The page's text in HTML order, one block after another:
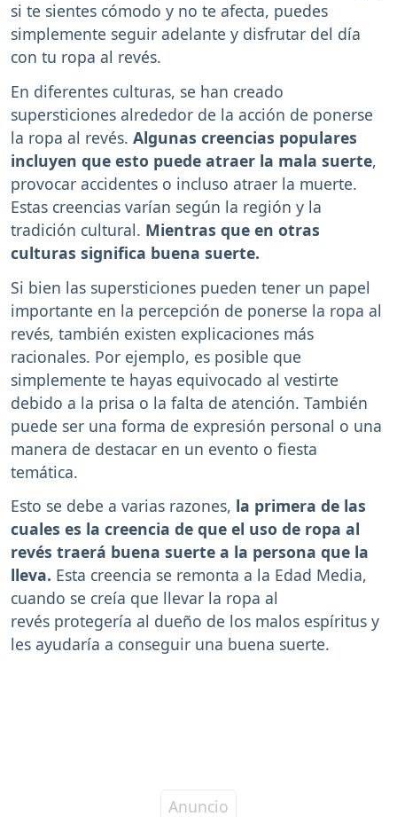
si te sientes cómodo y no te afecta, puedes
simplemente seguir adelante y disfrutar del día
con tu ropa al revés.
En diferentes culturas, se han creado
supersticiones alrededor de la acción de ponerse
la ropa al revés. Algunas creencias populares
incluyen que esto puede atraer la mala suerte,
provocar accidentes o incluso atraer la muerte.
Estas creencias varían según la región y la
tradición cultural. Mientras que en otras
culturas significa buena suerte.
Si bien las supersticiones pueden tener un papel
importante en la percepción de ponerse la ropa al
revés, también existen explicaciones más
racionales. Por ejemplo, es posible que
simplemente te hayas equivocado al vestirte
debido a la prisa o la falta de atención. También
puede ser una forma de expresión personal o una
manera de destacar en un evento o fiesta
temática.
Esto se debe a varias razones, la primera de las
cuales es la creencia de que el uso de ropa al
revés traerá buena suerte a la persona que la
lleva. Esta creencia se remonta a la Edad Media,
cuando se creía que llevar la ropa al
revés protegería al dueño de los malos espíritus y
les ayudaría a conseguir una buena suerte.